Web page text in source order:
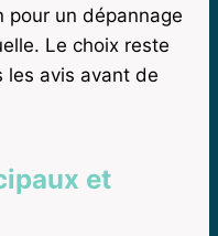
pour un dépannage
Le choix reste
les avis avant de
et